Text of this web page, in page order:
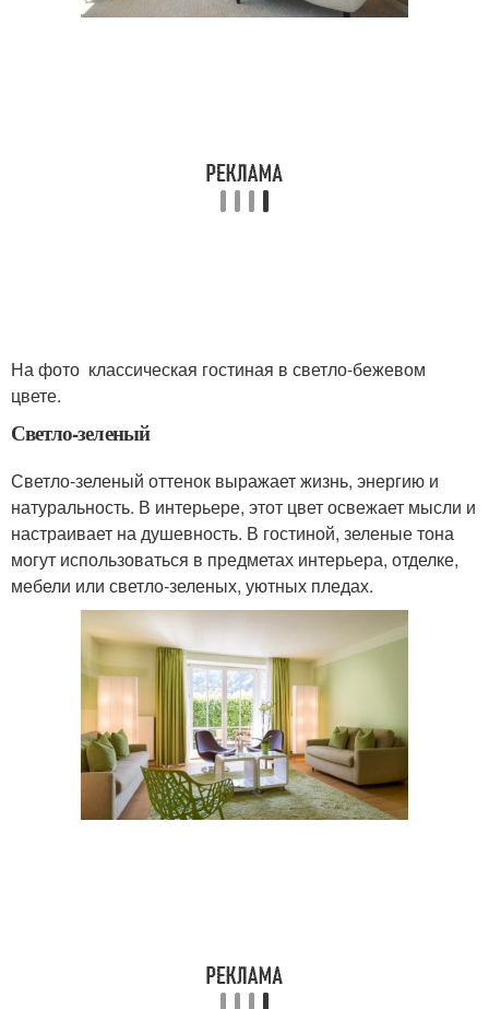
На фото классическая гостиная в светло-бежевом
цвете.
Светло-зеленый
Светло-зеленый оттенок выражает жизнь, энергию и
натуральность. В интерьере, этот цвет освежает мысли и
настраивает на душевность. В гостиной, зеленые тона
могут использоваться в предметах интерьера, отделке,
мебели или светло-зеленых, уютных пледах.